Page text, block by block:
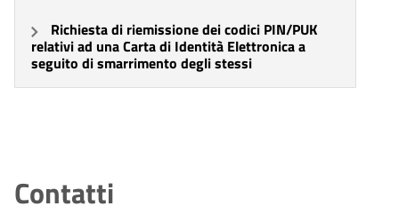
Richiesta di riemissione dei codici PIN/PUK
relativi ad una Carta di Identità Elettronica a
seguito di smarrimento degli stessi
Contatti